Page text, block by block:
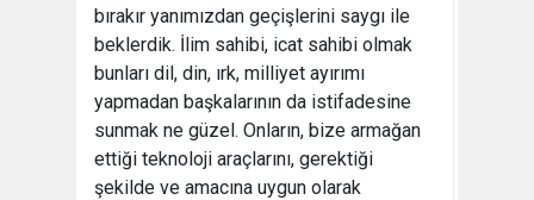
bırakır yanımızdan geçişlerini saygı ile
beklerdik. İlim sahibi, icat sahibi olmak
bunları dil, din, ırk, milliyet ayırımı
yapmadan başkalarının da istifadesine
sunmak ne güzel. Onların, bize armağan
ettiği teknoloji araçlarını, gerektiği
şekilde ve amacına uygun olarak